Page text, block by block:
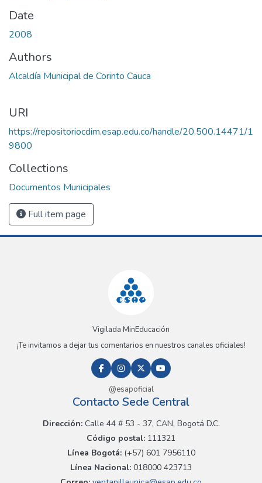
Date
2008
Authors
Alcaldía Municipal de Corinto Cauca
URI
https://repositoriocdim.esap.edu.co/handle/20.500.14471/1
9800
Collections
Documentos Municipales
Full item page
Vigilada MinEducación
¡Te invitamos a dejar tus comentarios en nuestros canales oficiales!
@esapoficial
Contacto Sede Central
Dirección:Calle 44 # 53 - 37, CAN, Bogotá D.C.
Código postal: 111321
Línea Bogotá:(+57) 601 7956110
Línea Nacional: 018000 423713